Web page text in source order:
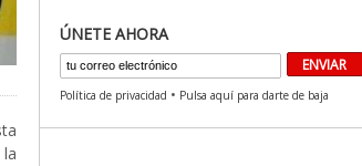
ÚNETE AHORA
Política de privacidad • Pulsa aquí para darte de baja